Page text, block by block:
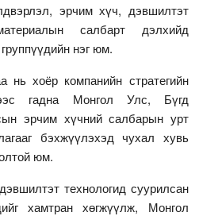
эрчим хүч, дэвшилтэт
салбарт дэлхийд
нэг юм.
нь хоёр компанийн стратегийн
гадна Монгол Улс, Бүгд
эрчим хүчний салбарын урт
бэхжүүлэхэд чухал хувь
юм.
технологид суурилсан
хамтран хөгжүүлж, Монгол